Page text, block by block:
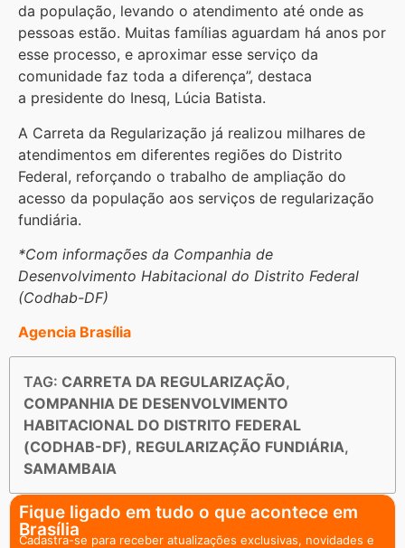
da população, levando o atendimento até onde as
pessoas estão. Muitas famílias aguardam há anos por
esse processo, e aproximar esse serviço da
comunidade faz toda a diferença”, destaca
a presidente do Inesq, Lúcia Batista.
A Carreta da Regularização já realizou milhares de
atendimentos em diferentes regiões do Distrito
Federal, reforçando o trabalho de ampliação do
acesso da população aos serviços de regularização
fundiária.
*Com informações da Companhia de
Desenvolvimento Habitacional do Distrito Federal
(Codhab-DF)
Agencia Brasília
TAG: CARRETA DA REGULARIZAÇÃO,
COMPANHIA DE DESENVOLVIMENTO
HABITACIONAL DO DISTRITO FEDERAL
(CODHAB-DF), REGULARIZAÇÃO FUNDIÁRIA,
SAMAMBAIA
Fique ligado em tudo o que acontece em
Brasília
Cadastra-se para receber atualizações exclusivas, novidades e